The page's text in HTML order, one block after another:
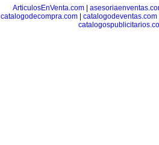
ArticulosEnVenta.com|
catalogodecompra.com| catalogodeventas.com